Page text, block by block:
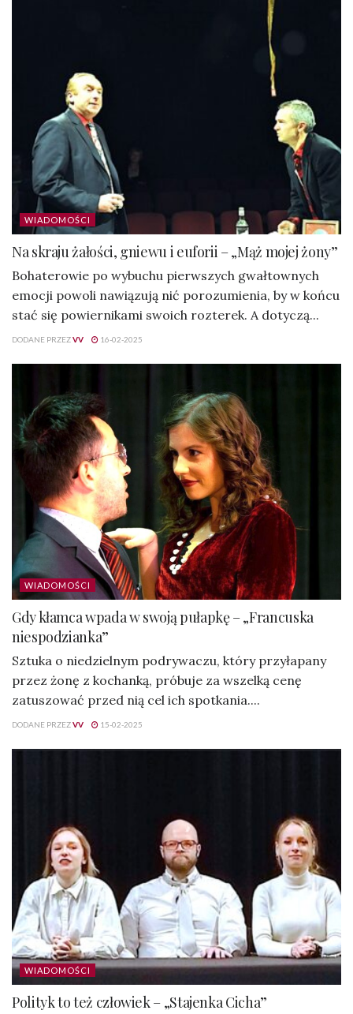
WIADOMOŚCI
Na skraju żałości, gniewu i euforii – „Mąż mojej żony”
Bohaterowie po wybuchu pierwszych gwałtownych
emocji powoli nawiązują nić porozumienia, by w końcu
stać się powiernikami swoich rozterek. A dotyczą...
DODANE PRZEZVV 16-02-2025
WIADOMOŚCI
Gdy kłamca wpada w swoją pułapkę – „Francuska
niespodzianka”
Sztuka o niedzielnym podrywaczu, który przyłapany
przez żonę z kochanką, próbuje za wszelką cenę
zatuszować przed nią cel ich spotkania....
DODANE PRZEZVV 15-02-2025
WIADOMOŚCI
Polityk to też człowiek – „Stajenka Cicha”